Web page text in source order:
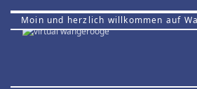
Moin und herzlich willkommen auf